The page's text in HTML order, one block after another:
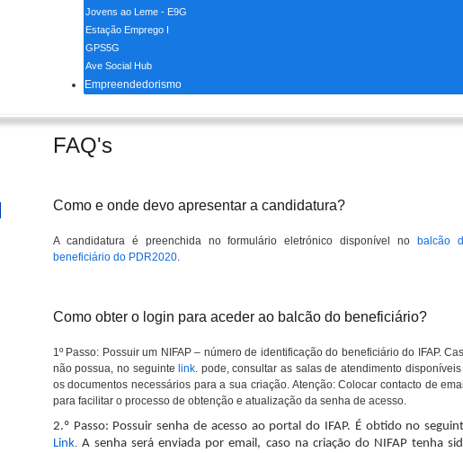
Jovens ao Leme - E9G
Estação Emprego I
GPS5G
Ave Social Hub
Empreendedorismo
FAQ's
Como e onde devo apresentar a candidatura?
A candidatura é preenchida no formulário eletrónico disponível no balcão
beneficiário do PDR2020.
Como obter o login para aceder ao balcão do beneficiário?
1º Passo: Possuir um NIFAP – número de identificação do beneficiário do IFAP.
não possua, no seguinte link. pode, consultar as salas de atendimento disponíveis
os documentos necessários para a sua criação. Atenção: Colocar contacto de
para facilitar o processo de obtenção e atualização da senha de acesso.
2.º Passo: Possuir senha de acesso ao portal do IFAP. É obtido no
Link. A senha será enviada por email, caso na criação do NIFAP tenha